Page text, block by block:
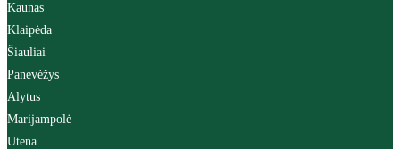
Kaunas
Klaipėda
Šiauliai
Panevėžys
Alytus
Marijampolė
Utena